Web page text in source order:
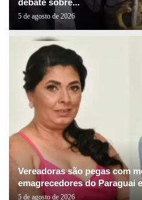
debate sobre...
5 de agosto de 2026
Vereadoras são pegas com
emagrecedores do Paraguai
5 de agosto de 2026